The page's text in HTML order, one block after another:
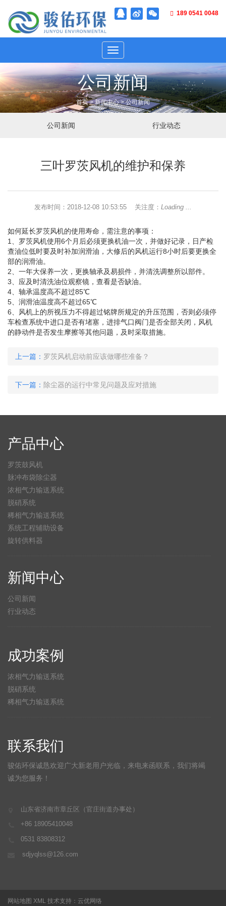
189 0541 0048
NAV
公司新闻
首页>新闻中心>公司新闻
公司新闻 行业动态
三叶罗茨风机的维护和保养
发布时间：2018-12-08 10:53:55 关注度： Loading ...
如何延长罗茨风机的使用寿命，需注意的事项：
1、罗茨风机使用6个月后必须更换机油一次，并做好记录，日产检
查油位低时要及时补加润滑油，大修后的风机运行8小时后要更换全
部的润滑油。
2、一年大保养一次，更换轴承及易损件，并清洗调整所以部件。
3、应及时清洗油位观察镜，查看是否缺油。
4、轴承温度高不超过85℃
5、润滑油温度高不超过65℃
6、风机上的所视压力不得超过铭牌所规定的升压范围，否则必须停
车检查系统中进口是否有堵塞，进排气口阀门是否全部关闭，风机
的静动件是否发生摩擦等其他问题，及时采取措施。
上一篇： 罗茨风机启动前应该做哪些准备？
下一篇： 除尘器的运行中常见问题及应对措施
产品中心
罗茨鼓风机
脉冲布袋除尘器
浓相气力输送系统
脱硝系统
稀相气力输送系统
系统工程辅助设备
旋转供料器
新闻中心
公司新闻
行业动态
成功案例
浓相气力输送系统
脱硝系统
稀相气力输送系统
联系我们
骏佑环保诚恳欢迎广大新老用户光临，来电来函联系，我们将竭
诚为您服务！
山东省济南市章丘区（官庄街道办事处）
+86 18905410048
0531 83808312
sdjyqlss@126.com
网站地图 XML 技术支持： 云优网络